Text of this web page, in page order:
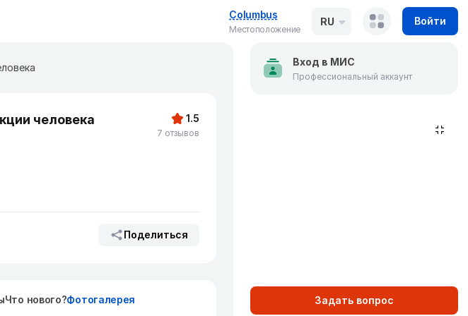
Columbus
Местоположение
RU Войти
человека
Поделиться
1.5
7 отзывов
Что нового?Фотогалерея
Вход в МИС
Профессиональный аккаунт
Задать вопрос